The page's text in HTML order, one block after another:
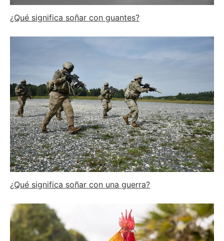
¿Qué significa soñar con guantes?
¿Qué significa soñar con una guerra?